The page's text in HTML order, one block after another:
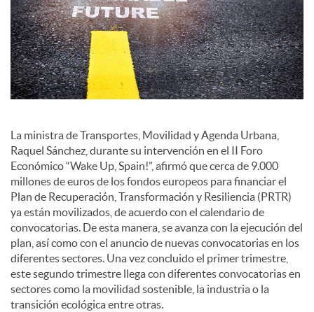
o
c
i
a
l
e
s
La ministra de Transportes, Movilidad y Agenda Urbana,
Raquel Sánchez, durante su intervención en el II Foro
Económico “Wake Up, Spain!”, afirmó que cerca de 9.000
millones de euros de los fondos europeos para financiar el
Plan de Recuperación, Transformación y Resiliencia (PRTR)
ya están movilizados, de acuerdo con el calendario de
convocatorias. De esta manera, se avanza con la ejecución del
plan, así como con el anuncio de nuevas convocatorias en los
diferentes sectores. Una vez concluido el primer trimestre,
este segundo trimestre llega con diferentes convocatorias en
sectores como la movilidad sostenible, la industria o la
transición ecológica entre otras.